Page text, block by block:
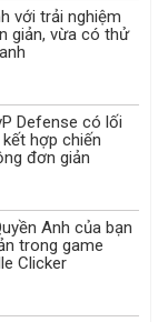
với trải nghiệm
giản, vừa có thử
Defense có lối
hợp chiến
đơn giản
Anh của bạn
trong game
Clicker